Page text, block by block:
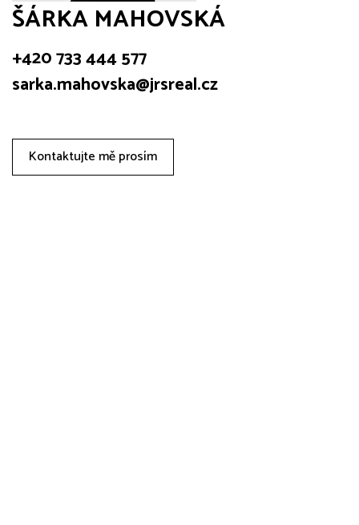
ŠÁRKA MAHOVSKÁ
+420 733 444 577
sarka.mahovska@jrsreal.cz
Kontaktujte mě prosím